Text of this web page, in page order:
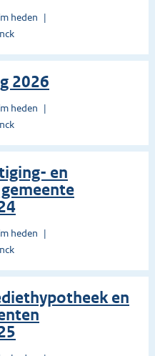
heden
2026
heden
en
heden
en